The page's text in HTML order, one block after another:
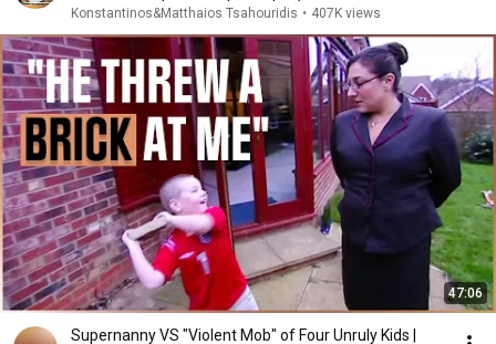
νος&Ματθαίος Τσαχουρίδης
Konstantinos&Matthaios Tsahouridis • 407K views
47:06
Supernanny VS "Violent Mob" of Four Unruly Kids |